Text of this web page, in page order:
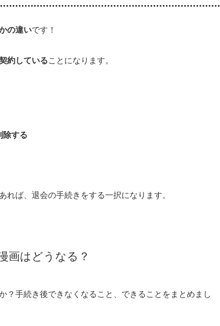
の違いです！
約していることになります。
除する
ば、退会の手続きをする一択になります。
画はどうなる？
？手続き後できなくなること、できることをまとめまし